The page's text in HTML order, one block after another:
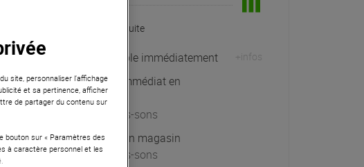
Livraison Gratuite
Expédiable immédiatement +infos
Retrait immédiat en
magasin
à Univers-sons
Exposé en magasin
à Univers-sons
site, personnaliser l’affichage
et sa pertinence, afficher
de partager du contenu sur
bouton sur « Paramètres des
à caractère personnel et les